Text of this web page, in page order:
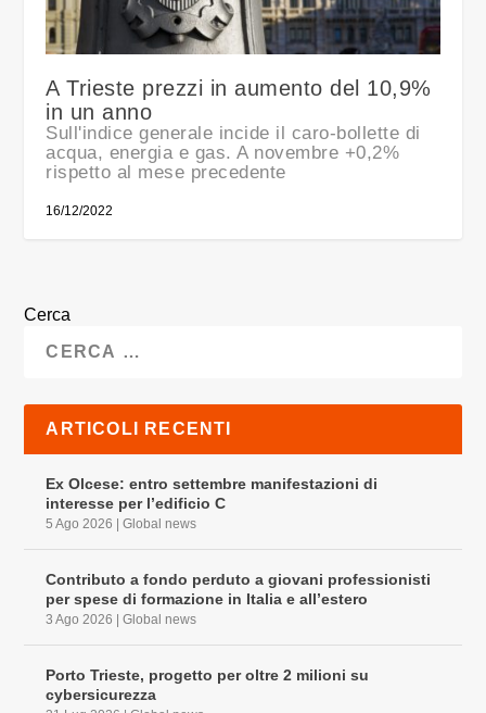
A Trieste prezzi in aumento del 10,9%
in un anno
Sull'indice generale incide il caro-bollette di
acqua, energia e gas. A novembre +0,2%
rispetto al mese precedente
16/12/2022
Cerca
ARTICOLI RECENTI
Ex Olcese: entro settembre manifestazioni di
interesse per l’edificio C
5 Ago 2026 |Global news
Contributo a fondo perduto a giovani professionisti
per spese di formazione in Italia e all’estero
3 Ago 2026 |Global news
Porto Trieste, progetto per oltre 2 milioni su
cybersicurezza